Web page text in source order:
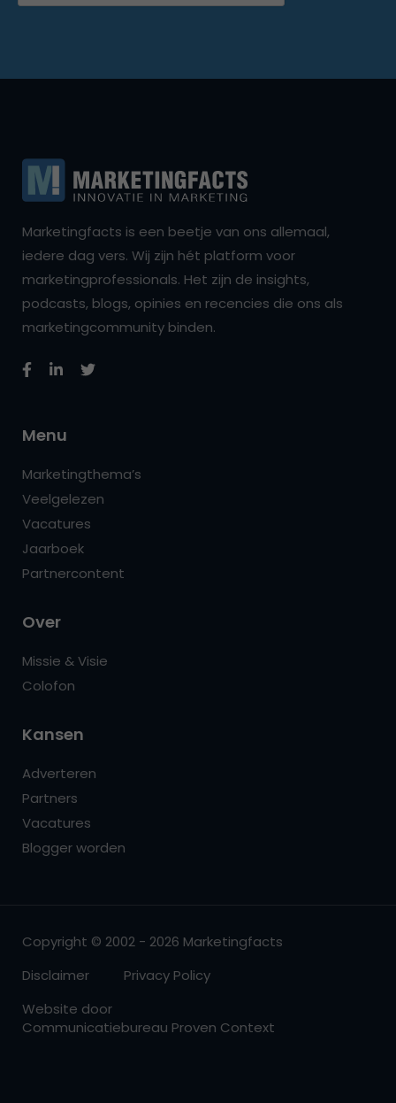
Marketingfacts is een beetje van ons allemaal,
iedere dag vers. Wij zijn hét platform voor
marketingprofessionals. Het zijn de insights,
podcasts, blogs, opinies en recencies die ons als
marketingcommunity binden.
Menu
Marketingthema’s
Veelgelezen
Vacatures
Jaarboek
Partnercontent
Over
Missie & Visie
Colofon
Kansen
Adverteren
Partners
Vacatures
Blogger worden
Copyright © 2002 - 2026 Marketingfacts
Disclaimer
Privacy Policy
Website door
Communicatiebureau Proven Context